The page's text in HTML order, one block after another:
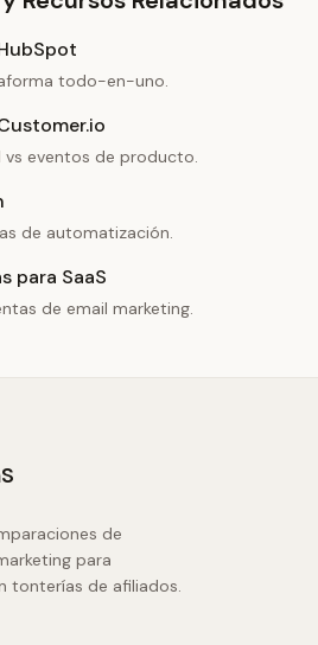
todo-en-uno.
eventos de producto.
de automatización.
para SaaS
de email marketing.
de
para
tonterías de afiliados.